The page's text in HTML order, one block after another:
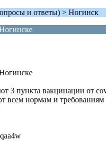
и ответы) > Ногинск
3 пункта вакцинации от
всем нормам и